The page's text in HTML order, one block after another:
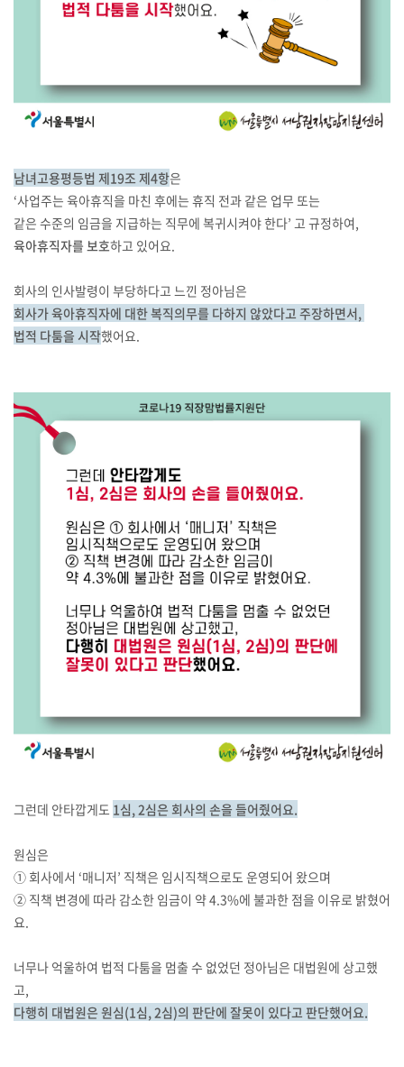
남녀고용평등법 제19조 제4항은
‘사업주는 육아휴직을 마친 후에는 휴직 전과 같은 업무 또는
같은 수준의 임금을 지급하는 직무에 복귀시켜야 한다’ 고 규정하여,
육아휴직자를 보호하고 있어요.
회사의 인사발령이 부당하다고 느낀 정아님은
회사가 육아휴직자에 대한 복직의무를 다하지 않았다고 주장하면서,
법적 다툼을 시작했어요.
그런데 안타깝게도 1심, 2심은 회사의 손을 들어줬어요.
원심은
① 회사에서 ‘매니저’ 직책은 임시직책으로도 운영되어 왔으며
② 직책 변경에 따라 감소한 임금이 약 4.3%에 불과한 점을 이유로 밝혔어
요.
너무나 억울하여 법적 다툼을 멈출 수 없었던 정아님은 대법원에 상고했
고,
다행히 대법원은 원심(1심, 2심)의 판단에 잘못이 있다고 판단했어요.